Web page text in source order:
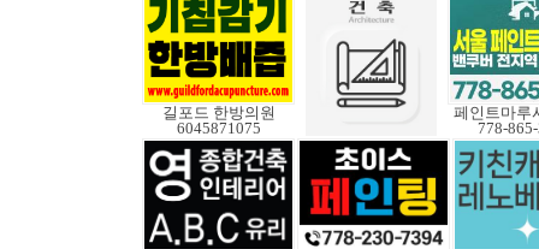
길포드 한방의원
6045871075
페인트마루
778-